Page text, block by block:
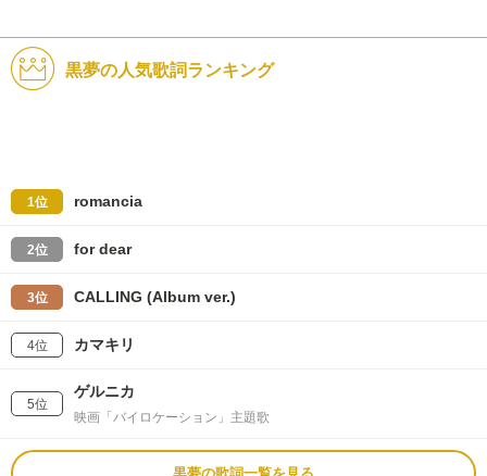
黒夢の人気歌詞ランキング
1位 romancia
2位 for dear
3位 CALLING (Album ver.)
4位 カマキリ
5位
ゲルニカ
映画「バイロケーション」主題歌